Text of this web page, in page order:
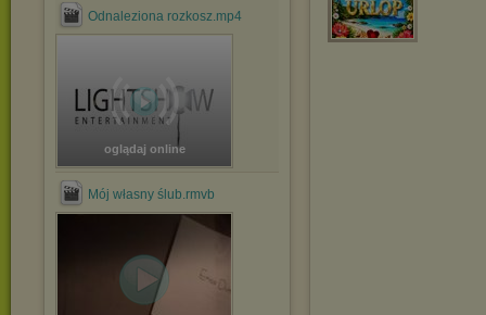
Odnaleziona rozkosz.mp4
oglądaj online
Mój własny ślub.rmvb